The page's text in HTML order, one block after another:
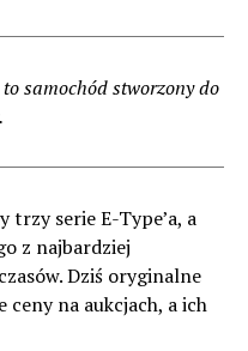
samochód stworzony do
trzy serie E-Type’a, a
z najbardziej
Dziś oryginalne
ceny na aukcjach, a ich